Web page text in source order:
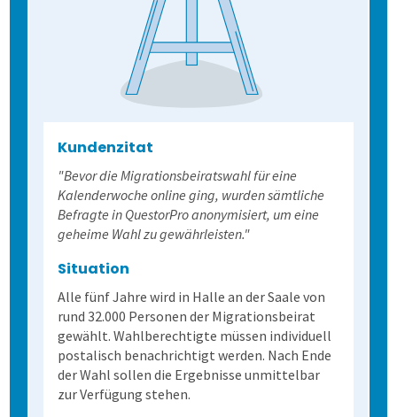
Allen, die evaluieren!
Schulungen für Fortgeschrittene
Demoversion
Weitere Befragungsprozesse
2. Befragung vorbereiten
Befragungsart wählen
Daten importieren
Fragebogen erstellen
3. Daten erheben
Auf Papier befragen
Online befragen
Hybrid befragen
4. Bögen erfassen
Fragebögen einscannen
Qualität der Erfassung prüfen
Freitextantworten erfassen
5. Ergebnisse generieren
Daten detailliert auswerten
Zusammenhänge erkennen
Lösung
QuestorPro
Schulungen
Kundenzitat
"Bevor die Migrationsbeiratswahl für eine
Kalenderwoche online ging, wurden sämtliche
Befragte in QuestorPro anonymisiert, um eine
geheime Wahl zu gewährleisten."
Situation
Alle fünf Jahre wird in Halle an der Saale von
rund 32.000 Personen der Migrationsbeirat
gewählt. Wahlberechtigte müssen individuell
postalisch benachrichtigt werden. Nach Ende
der Wahl sollen die Ergebnisse unmittelbar
zur Verfügung stehen.